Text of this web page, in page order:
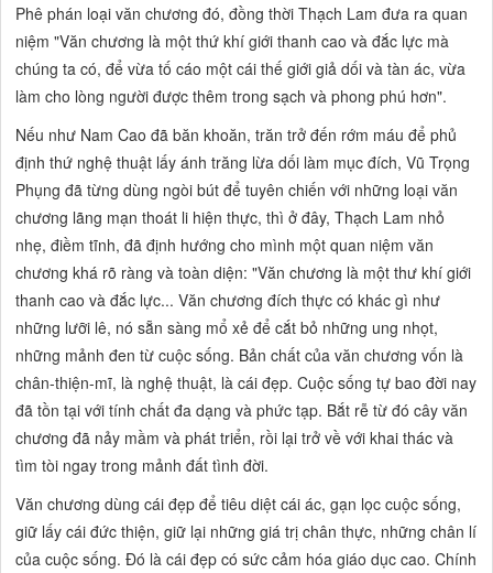
Phê phán loại văn chương đó, đồng thời Thạch Lam đưa ra quan
niệm"Văn chương là một thứ khí giới thanh cao và đắc lực mà
chúng ta có, đểvừa tố cáo một cái thế giới giả dối và tàn ác, vừa
làm cho lòng người được thêm trong sạch và phong phú hơn".
Nếu như Nam Cao đã băn khoăn, trăn trở đến rớm máu để phủ
định thứ nghệ thuật lấy ánh trăng lừa dối làm mục đích, Vũ Trọng
Phụng đã từng dùng ngòi bút để tuyên chiến với những loại văn
chương lãng mạn thoát li hiện thực, thì ở đây, Thạch Lam nhỏ
nhẹ, điềm tĩnh, đã định hướng cho mình một quan niệm văn
chương khá rõ ràng và toàn diện: "Vănchương là một thư khí giới
thanh cao và đắc lực... Văn chương đích thực có khác gì như
những lưỡi lê, nó sẵn sàng mổ xẻ để cắt bỏ những ung nhọt,
những mảnh đen từ cuộc sống. Bản chất của văn chương vốn là
chân-thiện-mĩ, là nghệ thuật, là cái đẹp. Cuộc sống tự bao đời nay
đã tồn tại với tính chất đa dạng và phức tạp. Bắt rễ từ đó cây văn
chương đã nảy mầm và phát triển, rồi lại trở về với khai thác và
tìm tòi ngay trong mảnh đất tình đời.
Văn chương dùng cái đẹp để tiêu diệt cái ác, gạn lọc cuộc sống,
giữ lấy cái đức thiện, giữ lại những giá trị chân thực, những chân lí
của cuộc sống. Đó là cái đẹp có sức cảm hóa giáo dục cao. Chính